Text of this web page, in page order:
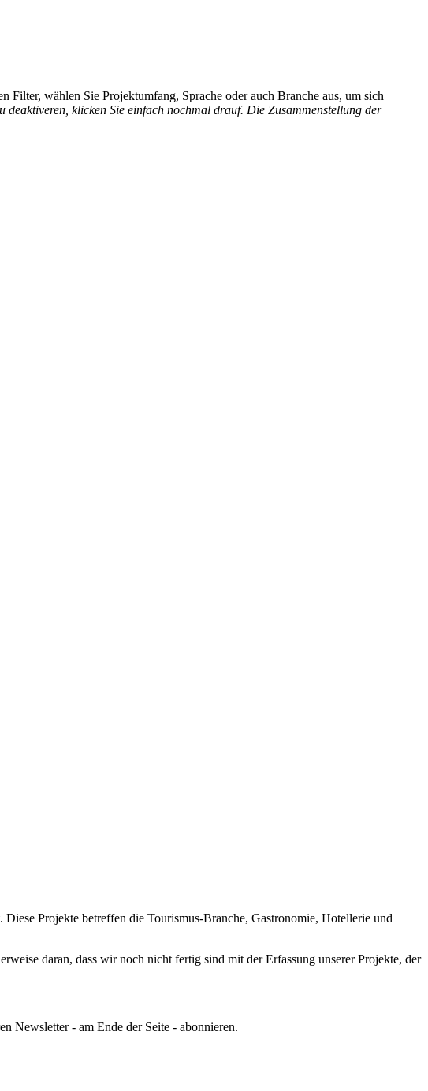
wählen Sie Projektumfang, Sprache oder auch Branche aus, um sich
deaktiveren, klicken Sie einfach nochmal drauf. Die Zusammenstellung der
Diese Projekte betreffen die Tourismus-Branche, Gastronomie, Hotellerie und
daran, dass wir noch nicht fertig sind mit der Erfassung unserer Projekte, der
Newsletter - am Ende der Seite - abonnieren.